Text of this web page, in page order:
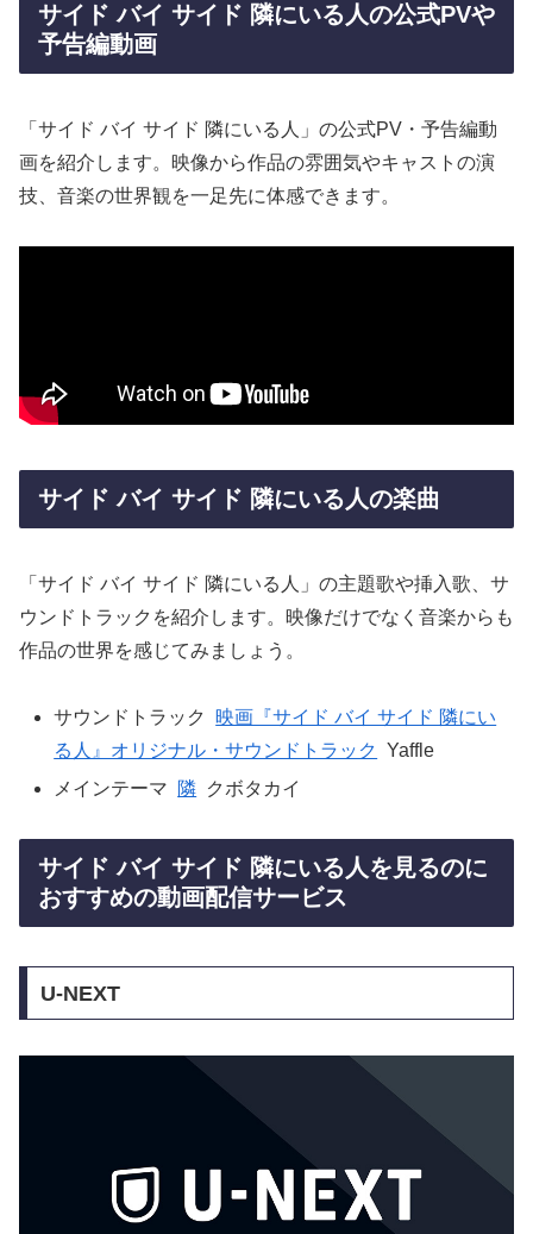
サイド バイ サイド 隣にいる人の公式PVや
予告編動画
「サイド バイ サイド 隣にいる人」の公式PV・予告編動
画を紹介します。映像から作品の雰囲気やキャストの演
技、音楽の世界観を一足先に体感できます。
サイド バイ サイド 隣にいる人の楽曲
「サイド バイ サイド 隣にいる人」の主題歌や挿入歌、サ
ウンドトラックを紹介します。映像だけでなく音楽からも
作品の世界を感じてみましょう。
サウンドトラック
映画『サイド バイ サイド 隣にい
る人』オリジナル・サウンドトラック Yaffle
メインテーマ
隣 クボタカイ
サイド バイ サイド 隣にいる人を見るのに
おすすめの動画配信サービス
U-NEXT